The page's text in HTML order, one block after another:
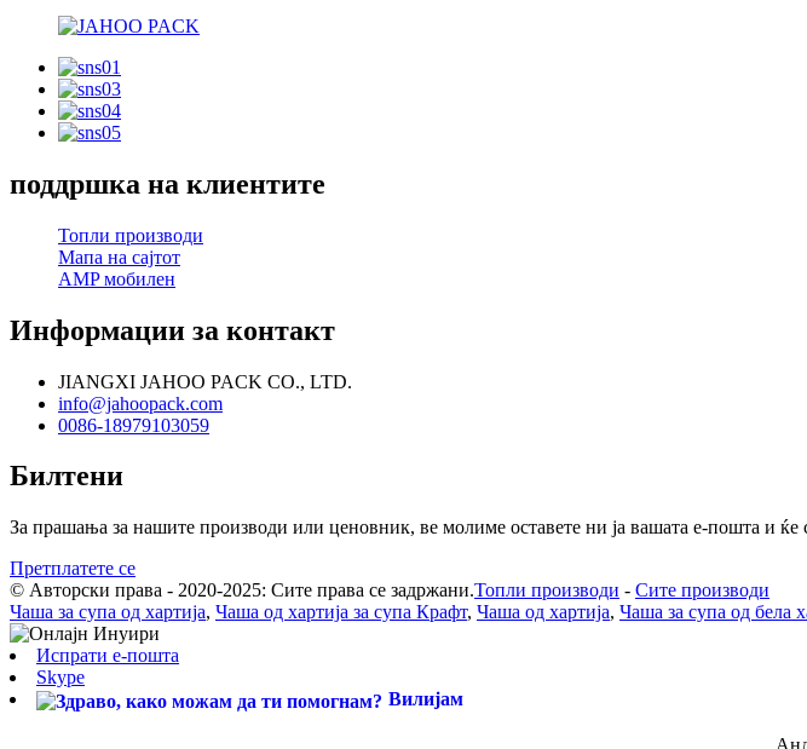
поддршка на клиентите
Топли производи
Мапа на сајтот
AMP мобилен
Информации за контакт
JIANGXI JAHOO PACK CO., LTD.
info@jahoopack.com
0086-18979103059
Билтени
За прашања за нашите производи или ценовник, ве молиме оставете ни ја вашата е-пошта и ќе
Претплатете се
© Авторски права - 2020-2025: Сите права се задржани.Топли производи - Сите производи
Чаша за супа од хартија, Чаша од хартија за супа Крафт, Чаша од хартија, Чаша за супа од бела
Испрати е-пошта
Skype
Вилијам